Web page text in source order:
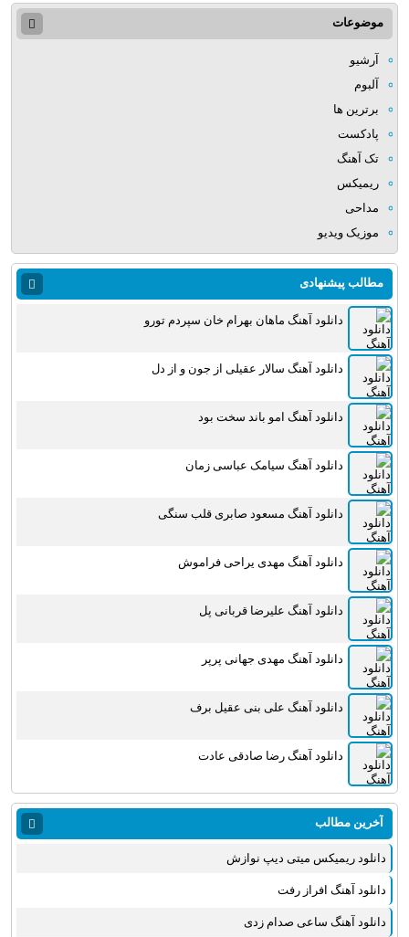
موضوعات
آرشیو
آلبوم
برترین ها
پادکست
تک آهنگ
ریمیکس
مداحی
موزیک ویدیو
مطالب پیشنهادی
دانلود آهنگ ماهان بهرام خان سپردم تورو
دانلود آهنگ سالار عقیلی از جون و از دل
دانلود آهنگ امو باند سخت بود
دانلود آهنگ سیامک عباسی زمان
دانلود آهنگ مسعود صابری قلب سنگی
دانلود آهنگ مهدی یراحی فراموش
دانلود آهنگ علیرضا قربانی پل
دانلود آهنگ مهدی جهانی پرپر
دانلود آهنگ علی بنی عقیل برف
دانلود آهنگ رضا صادقی عادت
آخرین مطالب
دانلود ریمیکس میتی دیپ نوازش
دانلود آهنگ افراز رفت
دانلود آهنگ ساعی صدام زدی